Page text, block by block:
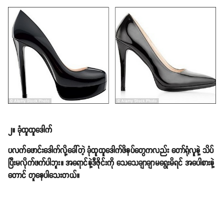
၂။ ခုံထူထူဒေါက်
ပလက်ဖောင်းဒေါက်လို့ခေါ်တဲ့ ခုံထူထူဒေါက်ဖိနပ်တွေကလည်း တော်ရုံလူနဲ့ သိပ်
ပြီးမလိုက်ဖက်ပါဘူး။ အရောင်နဲ့ဒီဇိုင်းကို သေသေချာချာမရွေးမိရင် အပေါစားနဲ့
တောင် တူနေပါသေးတယ်။